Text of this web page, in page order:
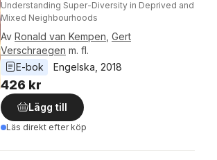
Understanding Super-Diversity in Deprived and
Mixed Neighbourhoods
Av Ronald van Kempen Gert
Verschraegen m. fl.
E-bok
Engelska 2018
426 kr
Lägg till
Läs direkt efter köp